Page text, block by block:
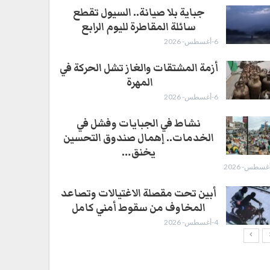
جباية بلا صيانة.. السيول تقطع
سائلة المقاطرة لليوم الرابع
6-أغسطس- 2026
أزمة المشتقات والغاز تشل الحركة في
المهرة ​
6-أغسطس- 2026
نشاط في الجبايات وفشل في
الخدمات.. إهمال صندوق التحسين
يخنق…
أبين تحت مقصلة الاغتيالات وتصاعد
المخاوف من سقوط أمني كامل
4-أغسطس- 2026